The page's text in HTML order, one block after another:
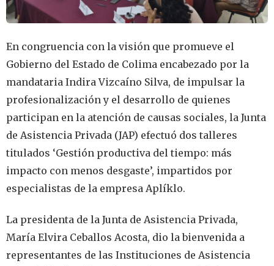
En congruencia con la visión que promueve el
Gobierno del Estado de Colima encabezado por la
mandataria Indira Vizcaíno Silva, de impulsar la
profesionalización y el desarrollo de quienes
participan en la atención de causas sociales, la Junta
de Asistencia Privada (JAP) efectuó dos talleres
titulados ‘Gestión productiva del tiempo: más
impacto con menos desgaste’, impartidos por
especialistas de la empresa Aplíklo.
La presidenta de la Junta de Asistencia Privada,
María Elvira Ceballos Acosta, dio la bienvenida a
representantes de las Instituciones de Asistencia